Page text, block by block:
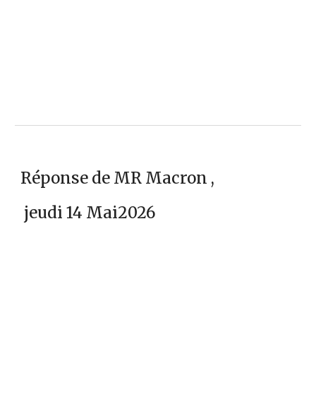
Réponse de MR Macron ,
jeudi 14 Mai2026